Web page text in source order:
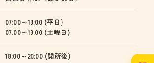
07:00～18:00 (平日)
07:00～18:00 (土曜日)
18:00～20:00 (開所後)